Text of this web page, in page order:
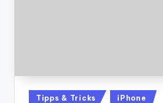
Posted
Tipps & Tricks iPhone